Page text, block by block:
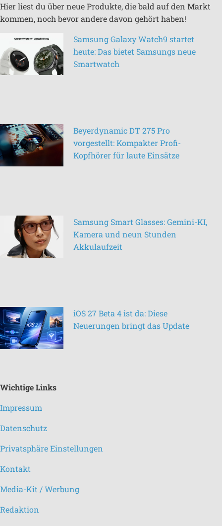
Hier liest du über neue Produkte, die bald auf den Markt
kommen, noch bevor andere davon gehört haben!
Samsung Galaxy Watch9 startet
heute: Das bietet Samsungs neue
Smartwatch
Beyerdynamic DT 275 Pro
vorgestellt: Kompakter Profi-
Kopfhörer für laute Einsätze
Samsung Smart Glasses: Gemini-KI,
Kamera und neun Stunden
Akkulaufzeit
iOS 27 Beta 4 ist da: Diese
Neuerungen bringt das Update
Wichtige Links
Impressum
Datenschutz
Privatsphäre Einstellungen
Kontakt
Media-Kit / Werbung
Redaktion